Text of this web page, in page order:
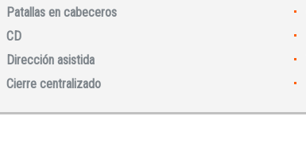
Patallas en cabeceros
CD
Dirección asistida
Cierre centralizado